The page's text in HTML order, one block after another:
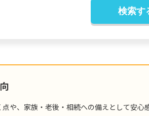
や、家族・老後・相続への備えとして安